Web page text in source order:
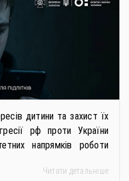
дитини та захист їх
рф проти України
напрямків роботи
дітей у
Читати детальніше